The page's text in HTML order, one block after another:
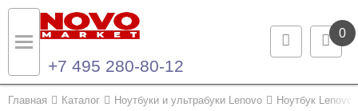
0
+7 495 280-80-12
Главная Каталог Ноутбуки и ультрабуки Lenovo Ноутбук
Назад
Назад